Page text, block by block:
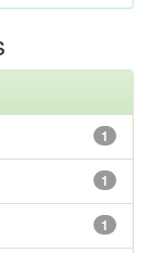
1
1
1